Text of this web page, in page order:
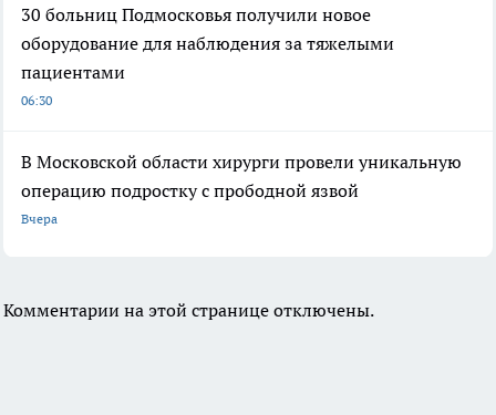
30 больниц Подмосковья получили новое
оборудование для наблюдения за тяжелыми
пациентами
06:30
В Московской области хирурги провели уникальную
операцию подростку с прободной язвой
Вчера
Комментарии на этой странице отключены.